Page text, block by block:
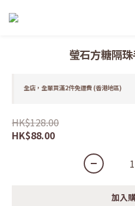
瑩石方糖隔
全店，全單買滿2件免運費 (香港地區)
HK$128.00
HK$88.00
加入